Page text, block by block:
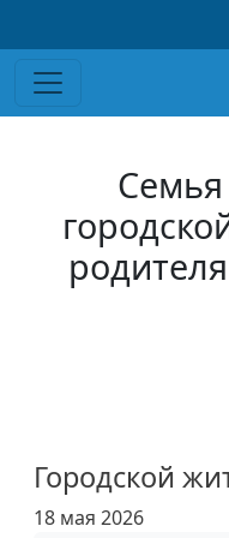
Семья
Городской
18 мая 2026